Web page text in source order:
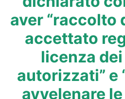
aver “raccolto
accettato
licenza
autorizzati” e
avvelenare